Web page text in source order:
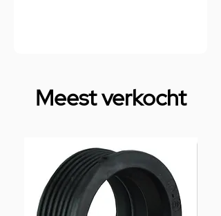
Meest verkocht